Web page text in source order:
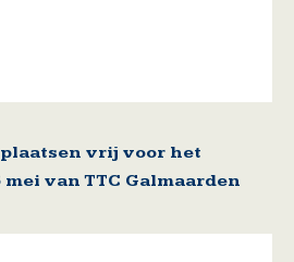
vrij voor het
van TTC Galmaarden